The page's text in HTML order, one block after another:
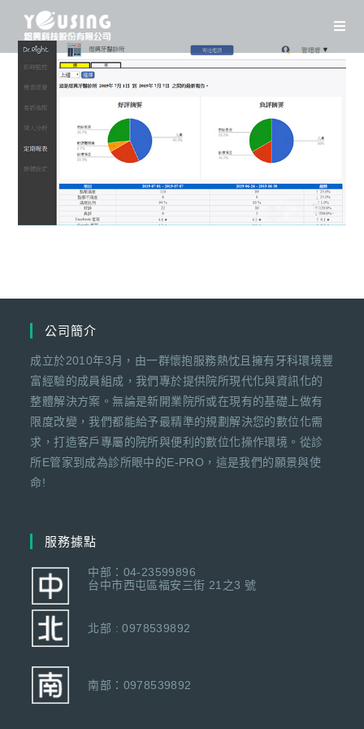
content
公司簡介
成立於2010年3月，由一群懷抱服務熱忱且擁有牙科環境豐
富經驗的成員組成，我們專於提供院所現代化與資訊化的
整體解決方案。無論是新開業院所或在現有的基礎上做有
限度改變，我們都能給予最精準的規劃解決您的數位化需
求，打造客戶專屬的院所與便利的數位化操作環境。從診
所E管家到成為診所眼中的E-PRO，這是我們的願景與使
命!
服務據點
中部：04-23599896
台中市西屯區福安三街 21之3 號
北部 : 0978539892
南部：0978539892